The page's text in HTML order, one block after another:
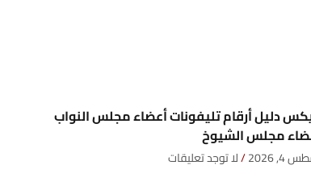
دليل أرقام تليفونات أعضاء مجلس النواب
مجلس الشيوخ
2026 لا توجد تعليقات